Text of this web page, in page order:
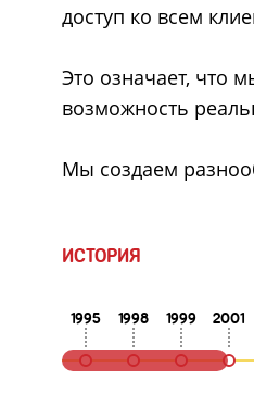
доступ ко всем
Это означает, что
возможность
Мы создаем
ИСТОРИЯ
1995 1998 1999 2001